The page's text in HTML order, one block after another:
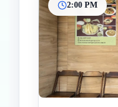
2:00 PM